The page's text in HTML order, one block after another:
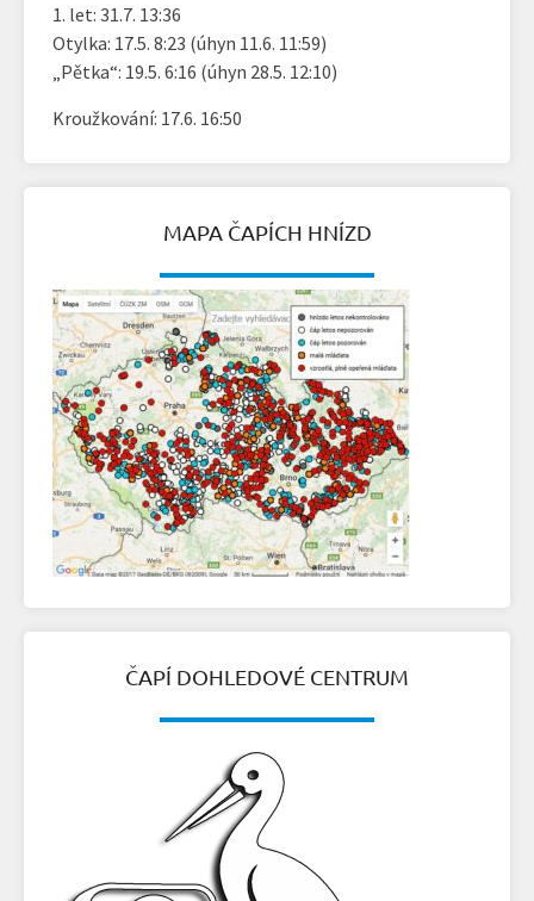
1. let: 31.7. 13:36
Otylka: 17.5. 8:23 (úhyn 11.6. 11:59)
„Pětka“: 19.5. 6:16 (úhyn 28.5. 12:10)
Kroužkování: 17.6. 16:50
MAPA ČAPÍCH HNÍZD
ČAPÍ DOHLEDOVÉ CENTRUM